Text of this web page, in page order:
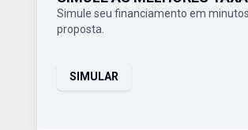
Simule seu financiamento em
proposta.
SIMULAR